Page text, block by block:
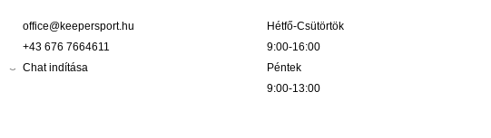
office@keepersport.hu
+43 676 7664611
Chat indítása
Hétfő-Csütörtök
9:00-16:00
Péntek
9:00-13:00